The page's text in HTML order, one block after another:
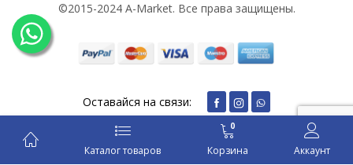
©2015-2024 A-Market. Все права защищены.
Оставайся на связи:
Каталог товаров
0
Корзина Аккаунт